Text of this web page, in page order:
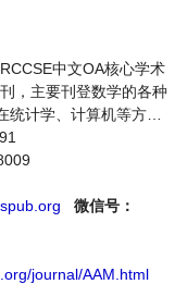
中文OA核心学术
，主要刊登数学的各种
计学、计算机等方面
述。本刊支持思想创
，繁荣学术，集学术
一个传播、分享和讨
向问题与发展的交流
微信号：
journal/AAM.html